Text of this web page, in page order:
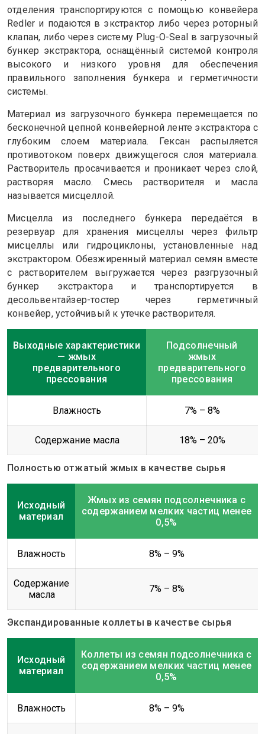
отделения транспортируются с помощью конвейера
Redler и подаются в экстрактор либо через роторный
клапан, либо через систему Plug-O-Seal в загрузочный
бункер экстрактора, оснащённый системой контроля
высокого и низкого уровня для обеспечения
правильного заполнения бункера и герметичности
системы.
Материал из загрузочного бункера перемещается по
бесконечной цепной конвейерной ленте экстрактора с
глубоким слоем материала. Гексан распыляется
противотоком поверх движущегося слоя материала.
Растворитель просачивается и проникает через слой,
растворяя масло. Смесь растворителя и масла
называется мисцеллой.
Мисцелла из последнего бункера передаётся в
резервуар для хранения мисцеллы через фильтр
мисцеллы или гидроциклоны, установленные над
экстрактором. Обезжиренный материал семян вместе
с растворителем выгружается через разгрузочный
бункер экстрактора и транспортируется в
десольвентайзер-тостер через герметичный
конвейер, устойчивый к утечке растворителя.
Выходные характеристики
— жмых
предварительного
прессования
Подсолнечный
жмых
предварительного
прессования
Влажность 7% – 8%
Содержание масла 18% – 20%
Полностью отжатый жмых в качестве сырья
Исходный
материал
Жмых из семян подсолнечника с
содержанием мелких частиц менее
0,5%
Влажность 8% – 9%
Содержание
масла
7% – 8%
Экспандированные коллеты в качестве сырья
Исходный
материал
Коллеты из семян подсолнечника с
содержанием мелких частиц менее
0,5%
Влажность 8% – 9%